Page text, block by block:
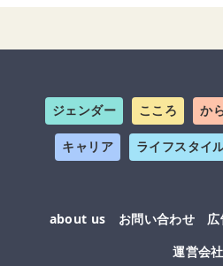
ジェンダー こころ か
キャリア ライフスタイ
about us お問い合わせ
運営会社